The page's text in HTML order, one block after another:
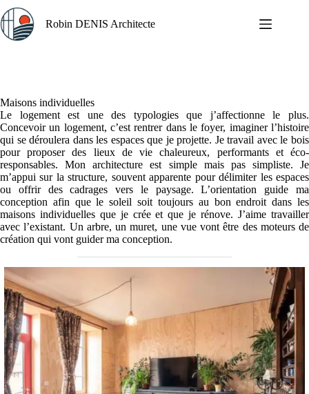
Passer
au
contenu
Robin DENIS Architecte
Maisons individuelles
Le logement est une des typologies que j’affectionne le plus.
Concevoir un logement, c’est rentrer dans le foyer, imaginer l’histoire
qui se déroulera dans les espaces que je projette. Je travail avec le bois
pour proposer des lieux de vie chaleureux, performants et éco-
responsables. Mon architecture est simple mais pas simpliste. Je
m’appui sur la structure, souvent apparente pour délimiter les espaces
ou offrir des cadrages vers le paysage. L’orientation guide ma
conception afin que le soleil soit toujours au bon endroit dans les
maisons individuelles que je crée et que je rénove. J’aime travailler
avec l’existant. Un arbre, un muret, une vue vont être des moteurs de
création qui vont guider ma conception.